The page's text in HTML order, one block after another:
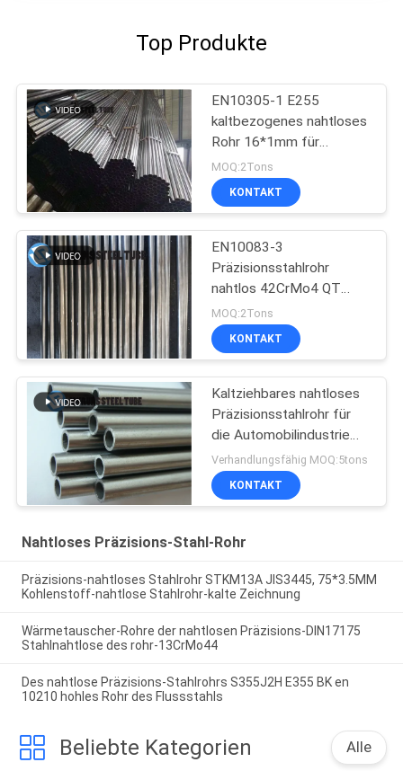
Top Produkte
EN10305-1 E255
kaltbezogenes nahtloses
Rohr 16*1mm für
Automobilindustrie
MOQ:2Tons
KONTAKT
EN10083-3
Präzisionsstahlrohr
nahtlos 42CrMo4 QT
kaltgezogen extrudiert
MOQ:2Tons
KONTAKT
Kaltziehbares nahtloses
Präzisionsstahlrohr für
die Automobilindustrie
E235 NBK EN10305-1
Verhandlungsfähig MOQ:5tons
KONTAKT
Nahtloses Präzisions-Stahl-Rohr
Präzisions-nahtloses Stahlrohr STKM13A JIS3445, 75*3.5MM
Kohlenstoff-nahtlose Stahlrohr-kalte Zeichnung
Wärmetauscher-Rohre der nahtlosen Präzisions-DIN17175
Stahlnahtlose des rohr-13CrMo44
Des nahtlose Präzisions-Stahlrohrs S355J2H E355 BK en
10210 hohles Rohr des Flussstahls
Beliebte Kategorien Alle